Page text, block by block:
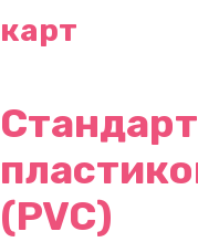
карт
(PVC)